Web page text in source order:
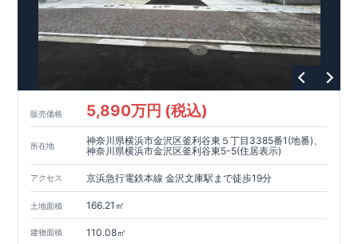
販売価格 5,890万円 (税込)
所在地
神奈川県横浜市金沢区釜利谷東５丁目3385番1(地番)、
神奈川県横浜市金沢区釜利谷東5-5(住居表示)
アクセス 京浜急行電鉄本線 金沢文庫駅まで徒歩19分
土地面積 166.21㎡
建物面積 110.08㎡